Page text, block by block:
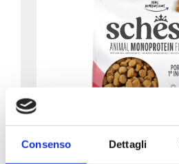
Consenso Dettagli